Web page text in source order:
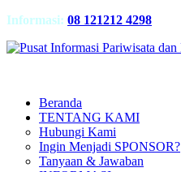
Informasi: 08 121212 4298
Beranda
TENTANG KAMI
Hubungi Kami
Ingin Menjadi SPONSOR?
Tanyaan & Jawaban